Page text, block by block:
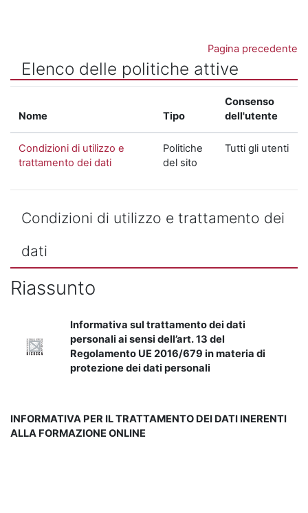
Pagina precedente
Elenco delle politiche attive
Nome Tipo
Consenso
dell'utente
Condizioni di utilizzo e
trattamento dei dati
Politiche
del sito
Tutti gli utenti
Condizioni di utilizzo e trattamento dei
dati
Riassunto
Informativa sul trattamento dei dati
personali ai sensi dell’art. 13 del
Regolamento UE 2016/679 in materia di
protezione dei dati personali
INFORMATIVA PER IL TRATTAMENTO DEI DATI INERENTI
ALLA FORMAZIONE ONLINE